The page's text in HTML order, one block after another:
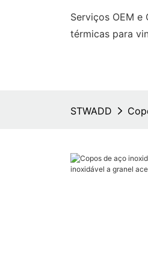
Serviços OEM
térmicas para
STWADD